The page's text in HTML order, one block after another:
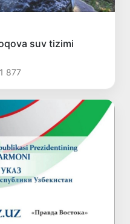
suv tizimi
1 877